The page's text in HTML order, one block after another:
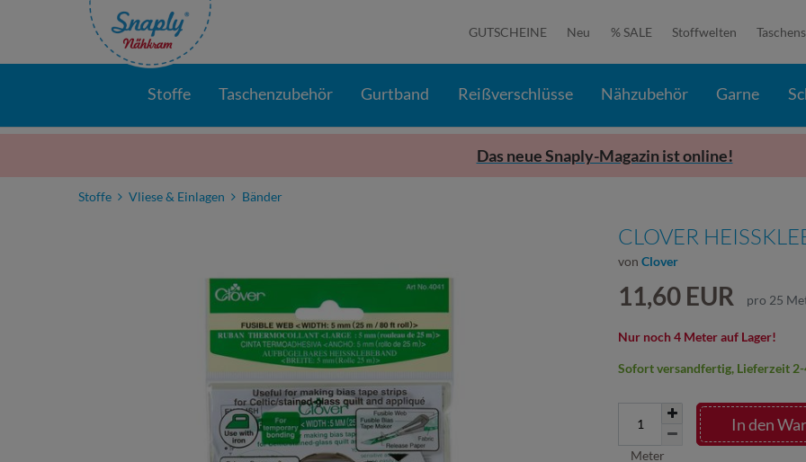
GUTSCHEINE Neu % SALE Stoffwelten
Stoffe Taschenzubehör Gurtband Reißverschlüsse Nähzubehör Garne
Das neue Snaply-Magazin ist online!
Stoffe Vliese & Einlagen Bänder
CLOVER
von Clover
11,60 EUR pro 25
In den
Meter
Nur noch 4 Meter auf Lager!
Sofort versandfertig, Lieferzeit